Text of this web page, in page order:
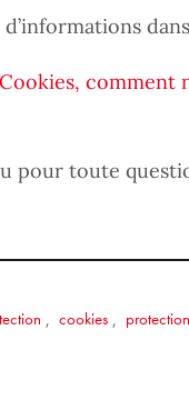
comment
pour toute
, cookies ,